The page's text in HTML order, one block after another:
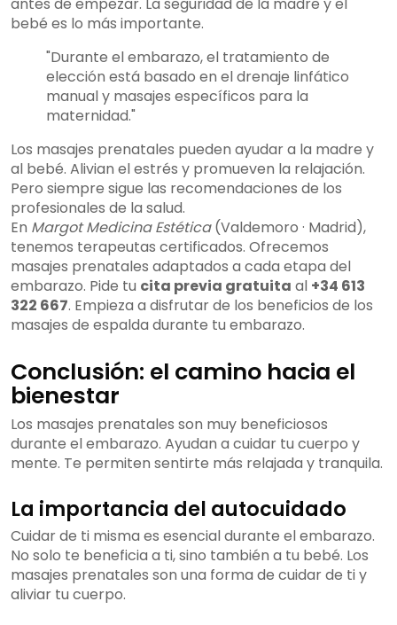
antes de empezar. La seguridad de la madre y el
bebé es lo más importante.
"Durante el embarazo, el tratamiento de
elección está basado en el drenaje linfático
manual y masajes específicos para la
maternidad."
Los masajes prenatales pueden ayudar a la madre y
al bebé. Alivian el estrés y promueven la relajación.
Pero siempre sigue las recomendaciones de los
profesionales de la salud.
En Margot Medicina Estética(Valdemoro · Madrid),
tenemos terapeutas certificados. Ofrecemos
masajes prenatales adaptados a cada etapa del
embarazo. Pide tu cita previa gratuita al +34 613
322 667. Empieza a disfrutar de los beneficios de los
masajes de espalda durante tu embarazo.
Conclusión: el camino hacia el
bienestar
Los masajes prenatales son muy beneficiosos
durante el embarazo. Ayudan a cuidar tu cuerpo y
mente. Te permiten sentirte más relajada y tranquila.
La importancia del autocuidado
Cuidar de ti misma es esencial durante el embarazo.
No solo te beneficia a ti, sino también a tu bebé. Los
masajes prenatales son una forma de cuidar de ti y
aliviar tu cuerpo.